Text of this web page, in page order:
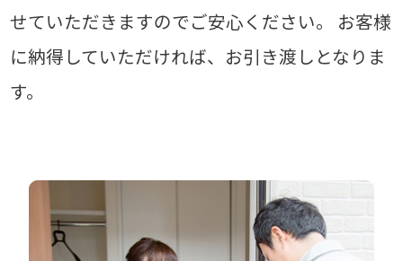
せていただきますのでご安心ください。
お客様
に納得していただければ、お引き渡しとなりま
す。